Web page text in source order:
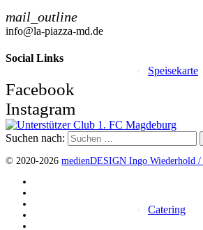
Speisekarte
Catering
mail_outline
info@la-piazza-md.de
Social Links
Facebook
Instagram
Suchen nach:
© 2020-2026 medienDESIGN Ingo Wiederhold /